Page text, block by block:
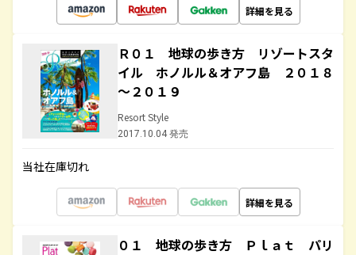
詳細を見る
Ｒ０１ 地球の歩き方 リゾートスタ
イル ホノルル＆オアフ島 ２０１８
～２０１９
Resort Style
2017.10.04 発売
当社在庫切れ
詳細を見る
０１ 地球の歩き方 Ｐｌａｔ パリ